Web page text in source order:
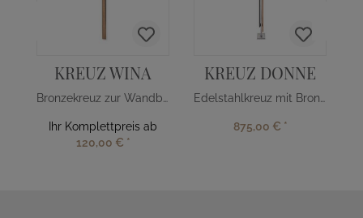
KREUZ WINA
Bronzekreuz zur Wandbefestigung
Ihr Komplettpreis ab
120,00 € *
KREUZ DONNE
Edelstahlkreuz mit Bronzestreben
875,00 € *